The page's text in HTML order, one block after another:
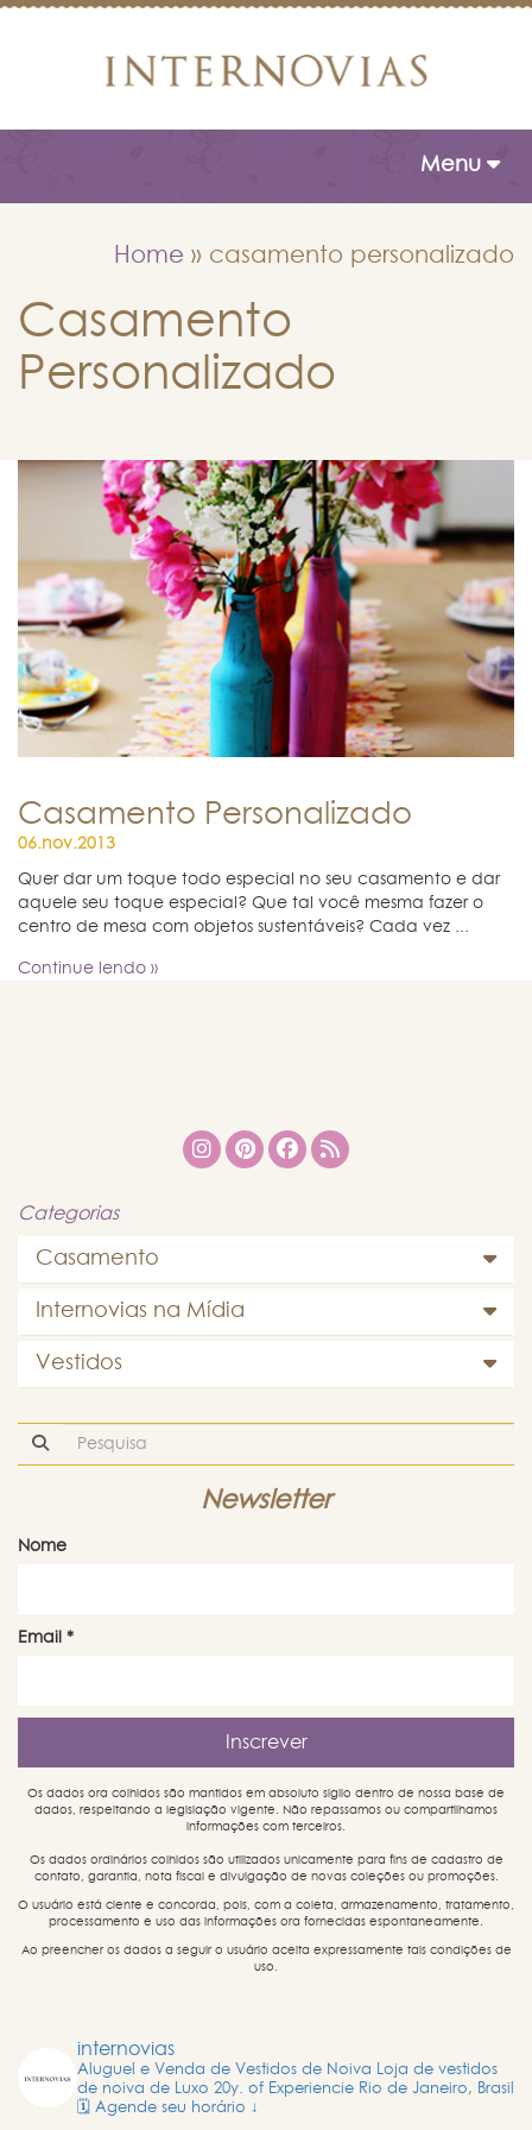
Toggle
Menu
Home » casamento personalizado
Casamento
Personalizado
Casamento Personalizado
06.nov.2013
Quer dar um toque todo especial no seu casamento e dar
aquele seu toque especial? Que tal você mesma fazer o
centro de mesa com objetos sustentáveis? Cada vez ...
Continue lendo »
Categorias
Casamento
Internovias na Mídia
Vestidos
Newsletter
Nome
Email *
Os dados ora colhidos são mantidos em absoluto sigilo dentro de nossa base de
dados, respeitando a legislação vigente. Não repassamos ou compartilhamos
informações com terceiros.
Os dados ordinários colhidos são utilizados unicamente para fins de cadastro de
contato, garantia, nota fiscal e divulgação de novas coleções ou promoções.
O usuário está ciente e concorda, pois, com a coleta, armazenamento, tratamento,
processamento e uso das informações ora fornecidas espontaneamente.
Ao preencher os dados a seguir o usuário aceita expressamente tais condições de
uso.
internovias
Aluguel e Venda de Vestidos de Noiva Loja de vestidos
de noiva de Luxo 20y. of Experiencie Rio de Janeiro, Brasil
🗓️ Agende seu horário ↓